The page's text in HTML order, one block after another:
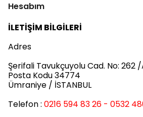
Hesabım
İLETİŞİM BİLGİLERİ
Adres
Şerifali Tavukçuyolu Cad. No: 262 /
Posta Kodu 34774
Ümraniye / İSTANBUL
Telefon : 0216 594 83 26 - 0532